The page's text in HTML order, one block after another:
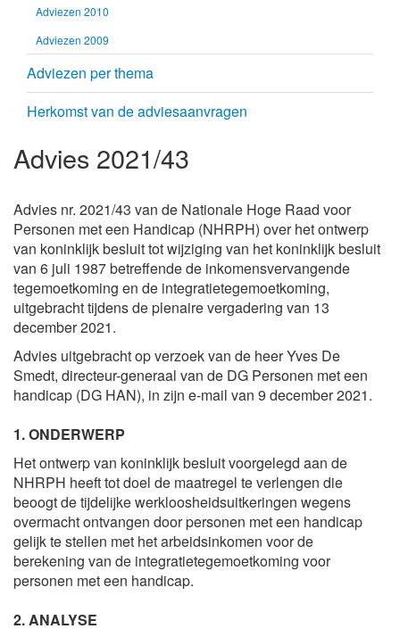
Adviezen 2010
Adviezen 2009
Adviezen per thema
Herkomst van de adviesaanvragen
Advies 2021/43
Advies nr. 2021/43 van de Nationale Hoge Raad voor
Personen met een Handicap (NHRPH) over het ontwerp
van koninklijk besluit tot wijziging van het koninklijk besluit
van 6 juli 1987 betreffende de inkomensvervangende
tegemoetkoming en de integratietegemoetkoming,
uitgebracht tijdens de plenaire vergadering van 13
december 2021.
Advies uitgebracht op verzoek van de heerYves De
Smedt, directeur-generaal van de DG Personen met een
handicap (DG HAN), in zijn e-mail van 9 december 2021.
1. ONDERWERP
Het ontwerp van koninklijk besluit voorgelegd aan de
NHRPH heeft tot doel de maatregel te verlengen die
beoogt de tijdelijke werkloosheidsuitkeringen wegens
overmacht ontvangen door personen met een handicap
gelijk te stellen met het arbeidsinkomen voor de
berekening van de integratietegemoetkoming voor
personen met een handicap.
2. ANALYSE